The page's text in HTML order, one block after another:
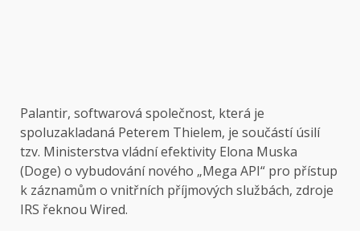
Palantir, softwarová společnost, která je
spoluzakladaná Peterem Thielem, je součástí úsilí
tzv. Ministerstva vládní efektivity Elona Muska
(Doge) o vybudování nového „Mega API“ pro přístup
k záznamům o vnitřních příjmových službách, zdroje
IRS řeknou Wired.